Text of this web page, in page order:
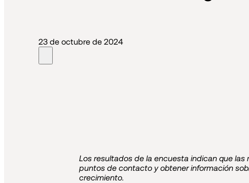
23 de octubre de 2024
Los resultados de la encuesta indican que
puntos de contacto y obtener información
crecimiento.